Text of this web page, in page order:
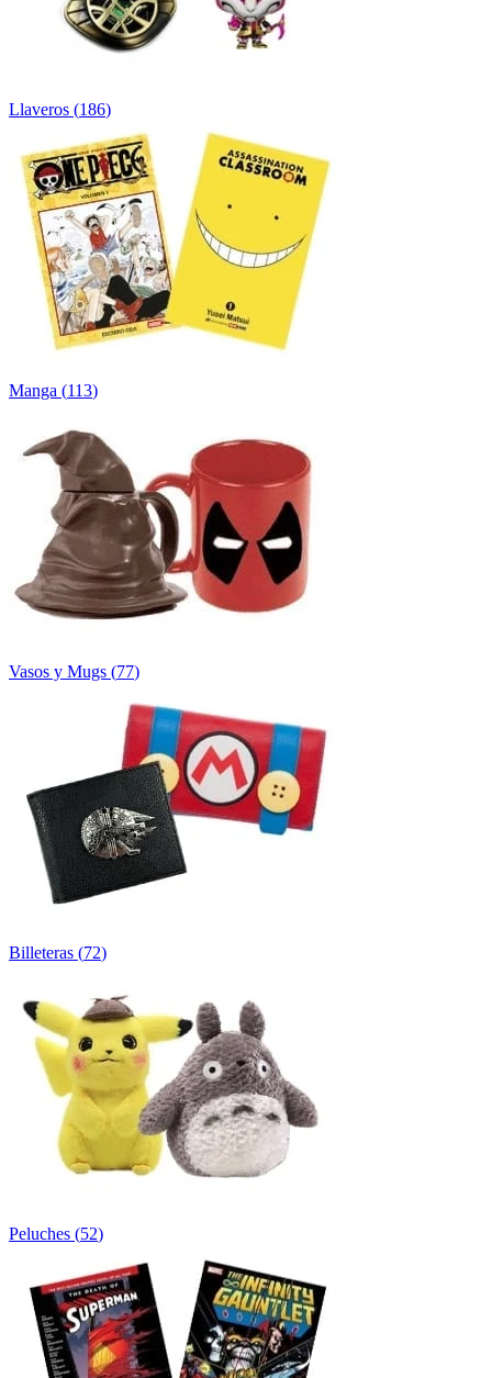
Llaveros (186)
Manga (113)
Vasos y Mugs (77)
Billeteras (72)
Peluches (52)